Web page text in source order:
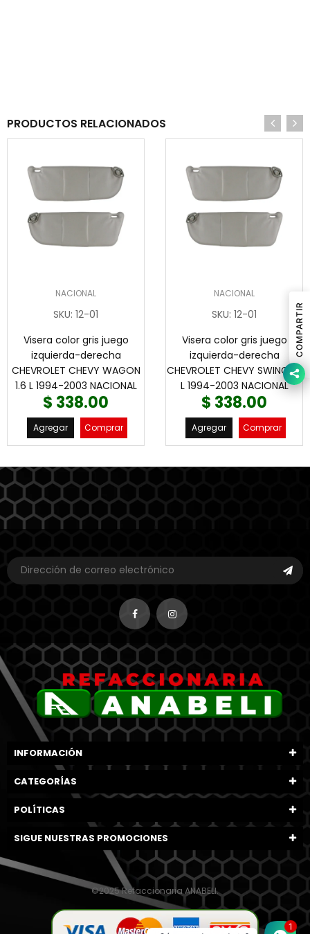
PRODUCTOS RELACIONADOS
NACIONAL
SKU: 12-01
Visera color gris juego
izquierda-derecha
CHEVROLET CHEVY WAGON
1.6 L 1994-2003 NACIONAL
$ 338.00
Agregar Comprar
NACIONAL
SKU: 12-01
Visera color gris juego
izquierda-derecha
CHEVROLET CHEVY SWING 1.6
L 1994-2003 NACIONAL
$ 338.00
Agregar Comprar
INFORMACIÓN
CATEGORÍAS
POLÍTICAS
SIGUE NUESTRAS PROMOCIONES
©2025 Refaccionaria ANABELI.
1
COMPARTIR